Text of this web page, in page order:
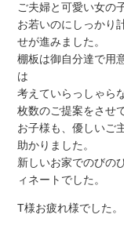
ご夫婦と可愛い女の
お若いのにしっかり
せが進みました。
棚板は御自分達で用
は
考えていらっしゃら
枚数のご提案をさせ
お子様も、優しいご
助かりました。
新しいお家でのびの
ィネートでした。
T様お疲れ様でした。